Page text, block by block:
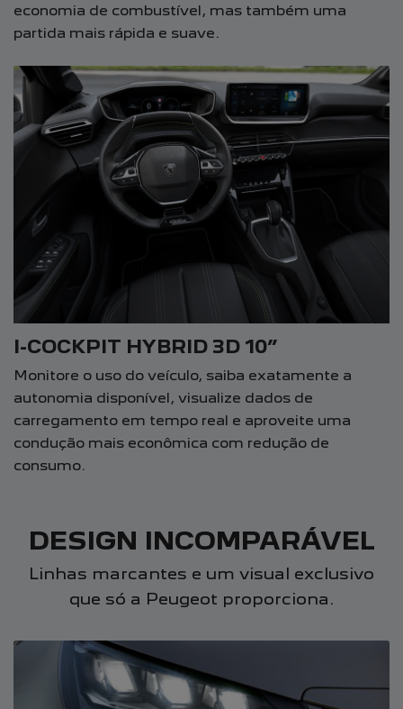
economia de combustível, mas também uma
partida mais rápida e suave.
I-COCKPIT HYBRID 3D 10”
Monitore o uso do veículo, saiba exatamente a
autonomia disponível, visualize dados de
carregamento em tempo real e aproveite uma
condução mais econômica com redução de
consumo.
DESIGN INCOMPARÁVEL
Linhas marcantes e um visual exclusivo
que só a Peugeot proporciona.